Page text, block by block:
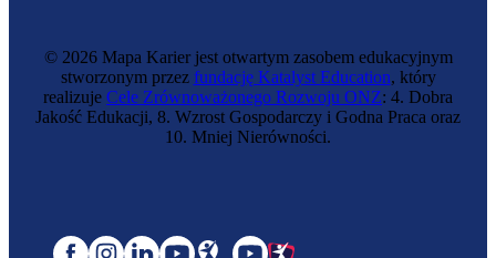
© 2026 Mapa Karier jest otwartym zasobem edukacyjnym
stworzonym przez fundację Katalyst Education, który
realizuje Cele Zrównoważonego Rozwoju ONZ: 4. Dobra
Jakość Edukacji, 8. Wzrost Gospodarczy i Godna Praca oraz
10. Mniej Nierówności.